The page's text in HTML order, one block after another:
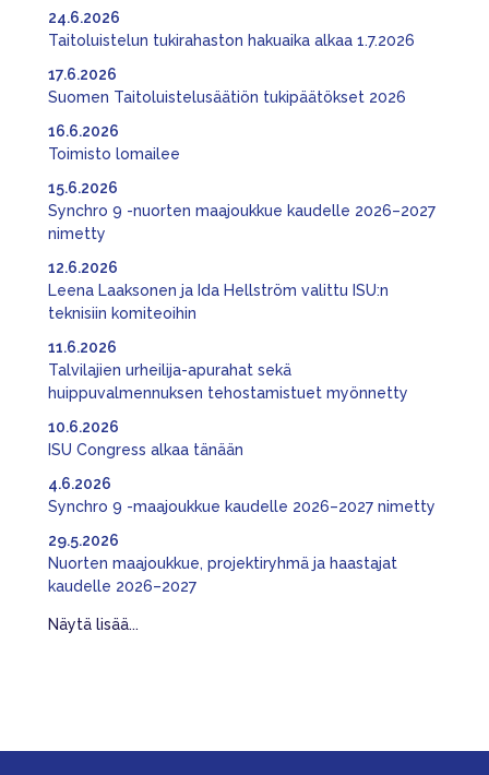
Taitoluistelun tukirahaston hakuaika alkaa 1.7.2026
24.6.2026
Suomen Taitoluistelusäätiön tukipäätökset 2026
17.6.2026
Toimisto lomailee
16.6.2026
Synchro 9 -nuorten maajoukkue kaudelle 2026–2027
nimetty
15.6.2026
Leena Laaksonen ja Ida Hellström valittu ISU:n
teknisiin komiteoihin
12.6.2026
Talvilajien urheilija-apurahat sekä
huippuvalmennuksen tehostamistuet myönnetty
11.6.2026
ISU Congress alkaa tänään
10.6.2026
Synchro 9 -maajoukkue kaudelle 2026–2027 nimetty
4.6.2026
Nuorten maajoukkue, projektiryhmä ja haastajat
kaudelle 2026–2027
29.5.2026
Näytä lisää...